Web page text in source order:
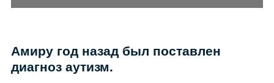
Амиру год назад был поставлен
диагноз аутизм.